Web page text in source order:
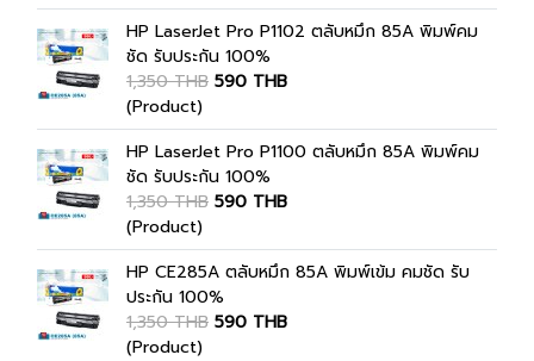
HP LaserJet Pro P1102 ตลับหมึก 85A พิมพ์คม
ชัด รับประกัน 100%
1,350 THB 590 THB
(Product)
HP LaserJet Pro P1100 ตลับหมึก 85A พิมพ์คม
ชัด รับประกัน 100%
1,350 THB 590 THB
(Product)
HP CE285A ตลับหมึก 85A พิมพ์เข้ม คมชัด รับ
ประกัน 100%
1,350 THB 590 THB
(Product)